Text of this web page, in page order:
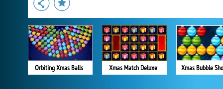
Orbiting Xmas Balls Xmas Match Deluxe Xmas Bubble